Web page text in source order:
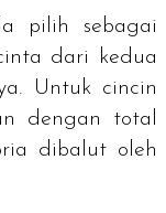
pilih sebagai
dari kedua
Untuk cincin
dengan total
dibalut oleh